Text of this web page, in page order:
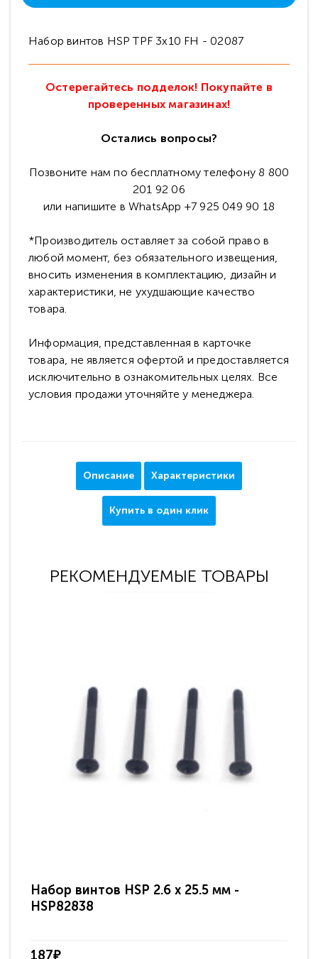
Набор винтов HSP TPF 3x10 FH - 02087
Остерегайтесь подделок! Покупайте в
проверенных магазинах!
Остались вопросы?
Позвоните нам по бесплатному телефону 8 800
201 92 06
или напишите в WhatsApp +7 925 049 90 18
*Производитель оставляет за собой право в
любой момент, без обязательного извещения,
вносить изменения в комплектацию, дизайн и
характеристики, не ухудшающие качество
товара.
Информация, представленная в карточке
товара, не является офертой и предоставляется
исключительно в ознакомительных целях. Все
условия продажи уточняйте у менеджера.
Описание Характеристики
Купить в один клик
РЕКОМЕНДУЕМЫЕ ТОВАРЫ
Набор винтов HSP 2.6 x 25.5 мм -
HSP82838
187₽